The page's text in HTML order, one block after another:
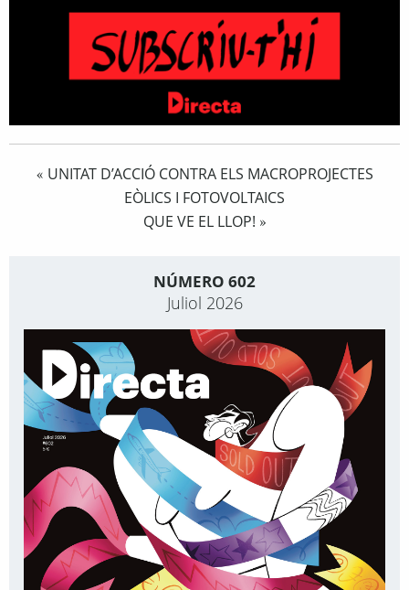
« UNITAT D’ACCIÓ CONTRA ELS MACROPROJECTES
EÒLICS I FOTOVOLTAICS
QUE VE EL LLOP! »
NÚMERO 602
Juliol 2026